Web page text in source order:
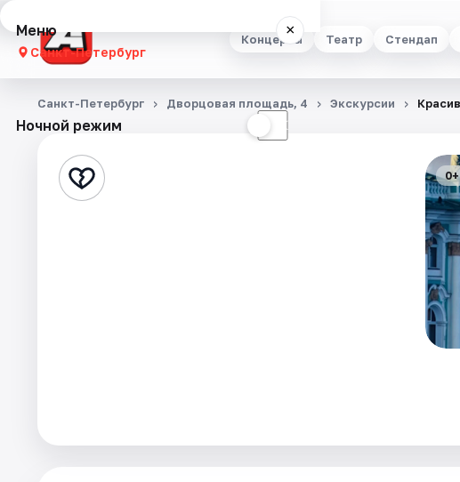
Концерты Театр Стендап
Меню ×
Санкт-Петербург
Концерты
Стендап
Города
Ночной режим ☾
Санкт-Петербург Дворцовая площадь, 4 Экскурсии
0+